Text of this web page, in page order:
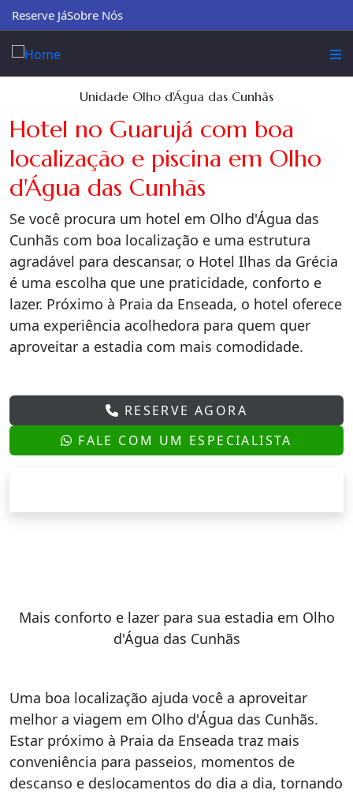
Reserve JáSobre Nós
Unidade Olho d'Água das Cunhãs
Hotel no Guarujá com boa
localização e piscina em Olho
d'Água das Cunhãs
Se você procura um hotel em Olho d'Água das
Cunhãs com boa localização e uma estrutura
agradável para descansar, o Hotel Ilhas da Grécia
é uma escolha que une praticidade, conforto e
lazer. Próximo à Praia da Enseada, o hotel oferece
uma experiência acolhedora para quem quer
aproveitar a estadia com mais comodidade.
RESERVE AGORA
FALE COM UM ESPECIALISTA
Mais conforto e lazer para sua estadia em Olho
d'Água das Cunhãs
Uma boa localização ajuda você a aproveitar
melhor a viagem em Olho d'Água das Cunhãs.
Estar próximo à Praia da Enseada traz mais
conveniência para passeios, momentos de
descanso e deslocamentos do dia a dia, tornando